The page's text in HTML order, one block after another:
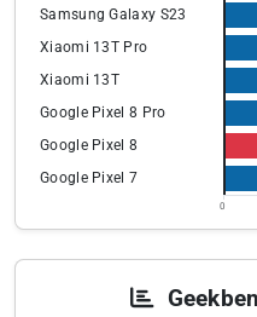
Samsung Galaxy S23
Xiaomi 13T Pro
Xiaomi 13T
Google Pixel 8 Pro
Google Pixel 8
Google Pixel 7
0